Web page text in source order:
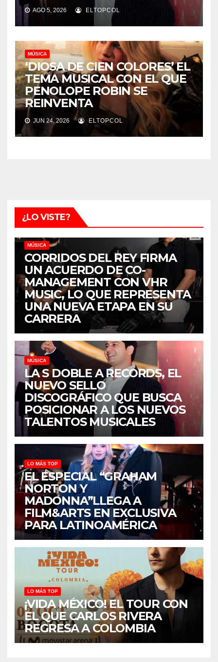
AGO 5, 2026 ELTOPCOL
MÚSICA
‘DIOSA DE CIEN COLORES’ EL
TEMA MUSICAL CON EL QUE
PENOLOPE ROBIN SE
REINVENTA
JUN 24, 2026 ELTOPCOL
¿LO VISTE?
MÚSICA
CORRIDOS DEL REY FIRMA
UN ACUERDO DE CO-
MANAGEMENT CON VHR
MUSIC, LO QUE REPRESENTA
UNA NUEVA ETAPA EN SU
CARRERA
MÚSICA
LA S DOBLE A RECORDS, EL
NUEVO SELLO
DISCOGRÁFICO QUE BUSCA
POSICIONAR A LOS NUEVOS
TALENTOS MUSICALES
LO MÁS TOP
EL ESPECIAL “GRAHAM
NORTON Y
MADONNA”LLEGA A
FILM&ARTS EN EXCLUSIVA
PARA LATINOAMÉRICA
LO MÁS TOP
¡VIDA MÉXICO! EL TOUR CON
EL QUE CARLOS RIVERA
REGRESA A COLOMBIA